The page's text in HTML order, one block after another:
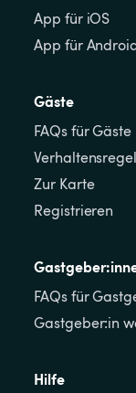
App für iOS
App für
Gäste
FAQs für Gäste
Zur Karte
Registrieren
FAQs für
Gastgeber:in
Hilfe